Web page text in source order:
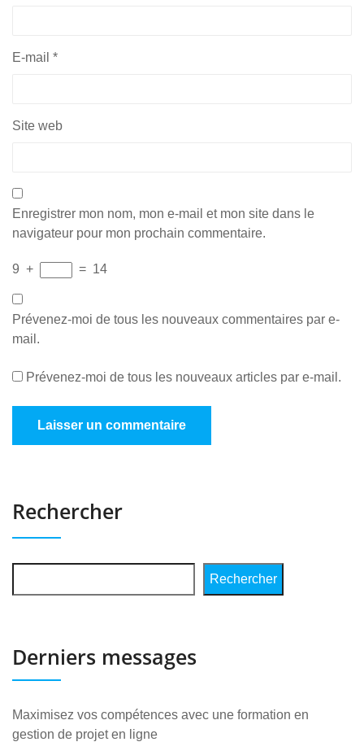
E-mail *
Site web
Enregistrer mon nom, mon e-mail et mon site dans le
navigateur pour mon prochain commentaire.
9 + = 14
Prévenez-moi de tous les nouveaux commentaires par e-
mail.
Prévenez-moi de tous les nouveaux articles par e-mail.
Rechercher
Rechercher
Derniers messages
Maximisez vos compétences avec une formation en
gestion de projet en ligne